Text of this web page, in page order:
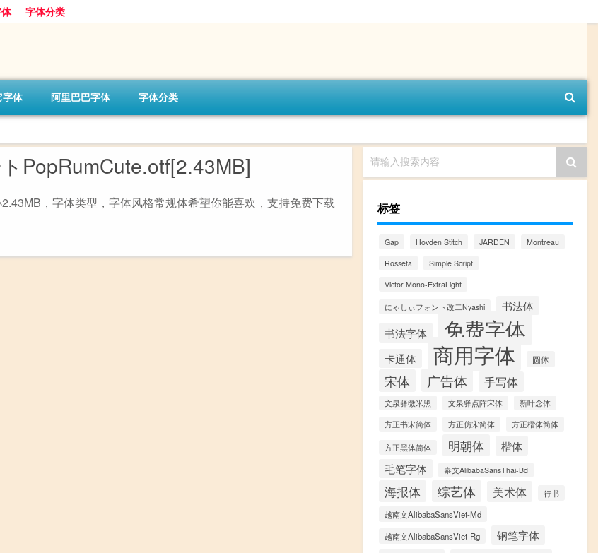
字体分类
字体 阿里巴巴字体 字体分类
PopRumCute.otf[2.43MB]
，字体类型，字体风格常规体希望你能喜欢，支持免费下载
请输入搜索内容
标签
Gap Hovden Stitch JARDEN
Montreau
Rosseta
Simple Script
Victor Mono-ExtraLight
にゃしぃフォント改二Nyashi 书法体
书法字体 免费字体
卡通体 商用字体 圆体
宋体 广告体 手写体
文泉驿微米黑 文泉驿点阵宋体
新叶念体
方正书宋简体
方正仿宋简体 方正楷体简体
方正黑体简体 明朝体 楷体
毛笔字体 泰文AlibabaSansThai-Bd
海报体 综艺体 美术体
行书
越南文AlibabaSansViet-Md
越南文AlibabaSansViet-Rg
钢笔字体